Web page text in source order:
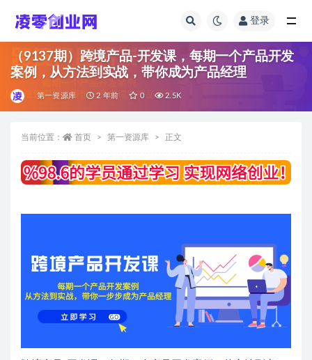
登录
（9137期）跨境产品-开发课，每期一个产品开发
案例，从方法到实战，带你成为产品经理
第一资源库 2 年前 0 2.5K
当前位置： 首页 第一资源库 正文